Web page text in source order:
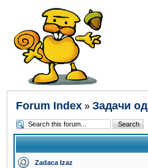
Forum Index » Задачи
Zadaca Izaz